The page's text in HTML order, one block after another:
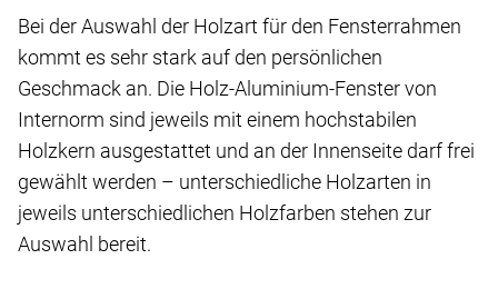
Bei der Auswahl der Holzart für den Fensterrahmen
kommt es sehr stark auf den persönlichen
Geschmack an. Die Holz-Aluminium-Fenster von
Internorm sind jeweils mit einem hochstabilen
Holzkern ausgestattet und an der Innenseite darf frei
gewählt werden – unterschiedliche Holzarten in
jeweils unterschiedlichen Holzfarben stehen zur
Auswahl bereit.